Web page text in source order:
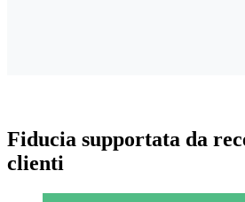
Fiducia supportata da
clienti